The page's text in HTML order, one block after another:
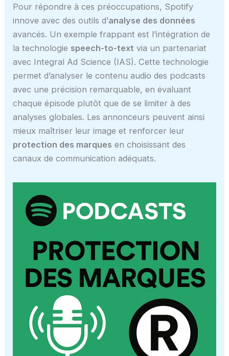
Pour répondre à ces préoccupations, Spotify
innove avec des outils d’analyse des données
avancés. Un exemple frappant est l’intégration de
la technologie speech-to-text via un partenariat
avec Integral Ad Science (IAS). Cette technologie
permet d’analyser le contenu audio des podcasts
avec une précision remarquable, en évaluant
chaque épisode plutôt que de se limiter à des
analyses globales. Les annonceurs peuvent ainsi
mieux maîtriser leur image et renforcer leur
protection des marques en choisissant des
canaux de communication adéquats.